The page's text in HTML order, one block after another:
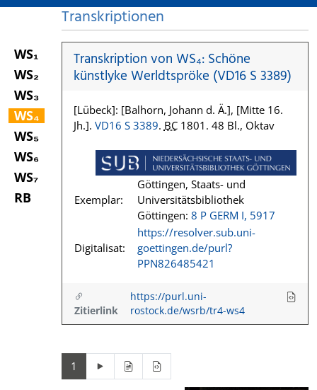
WS₁
WS₂
WS₃
WS₄
WS₅
WS₆
WS₇
RB
Transkriptionen
Transkription von WS₄: Schöne
künstlyke Werldtspröke (VD16 S 3389)
[Lübeck]: [Balhorn, Johann d. Ä.], [Mitte 16.
Jh.]. VD16 S 3389. BC1801. 48 Bl., Oktav
Exemplar:
Göttingen, Staats- und
Universitätsbibliothek
Göttingen: 8 P GERM I, 5917
Digitalisat:
https://resolver.sub.uni-
goettingen.de/purl?
PPN826485421
Zitierlink
https://purl.uni-
rostock.de/wsrb/tr4-ws4
1